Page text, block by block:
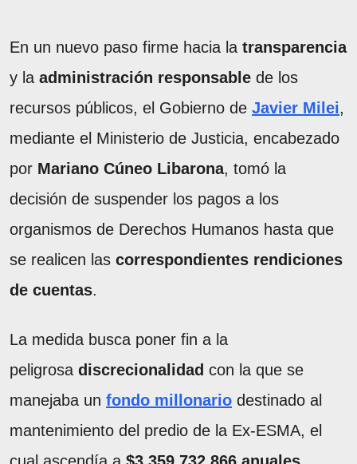
En un nuevo paso firme hacia la transparencia
y la administración responsable de los
recursos públicos, el Gobierno de Javier Milei,
mediante el Ministerio de Justicia, encabezado
por Mariano Cúneo Libarona, tomó la
decisión de suspender los pagos a los
organismos de Derechos Humanos hasta que
se realicen las correspondientes rendiciones
de cuentas.
La medida busca poner fin a la
peligrosa discrecionalidad con la que se
manejaba un fondo millonario destinado al
mantenimiento del predio de la Ex-ESMA, el